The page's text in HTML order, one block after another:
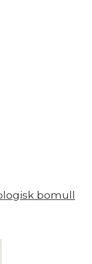
bomull